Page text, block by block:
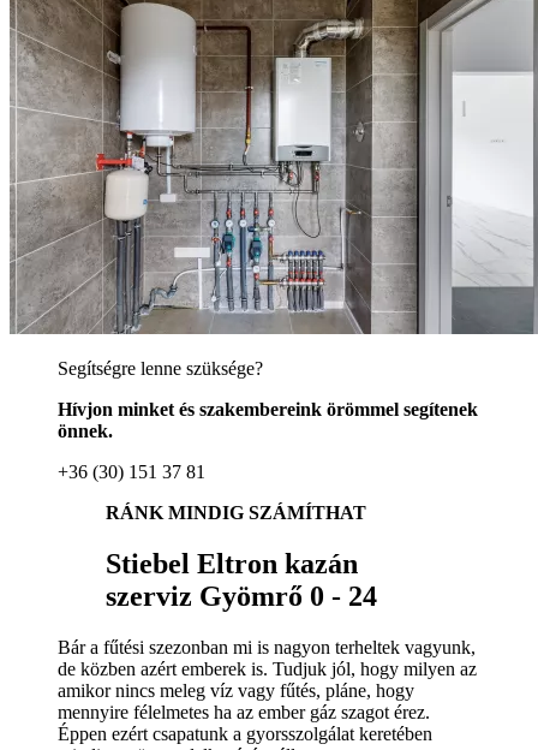
Segítségre lenne szüksége?
Hívjon minket és szakembereink örömmel segítenek
önnek.
+36 (30) 151 37 81
RÁNK MINDIG SZÁMÍTHAT
Stiebel Eltron kazán
szerviz Gyömrő 0 - 24
Bár a fűtési szezonban mi is nagyon terheltek vagyunk,
de közben azért emberek is. Tudjuk jól, hogy milyen az
amikor nincs meleg víz vagy fűtés, pláne, hogy
mennyire félelmetes ha az ember gáz szagot érez.
Éppen ezért csapatunk a gyorsszolgálat keretében